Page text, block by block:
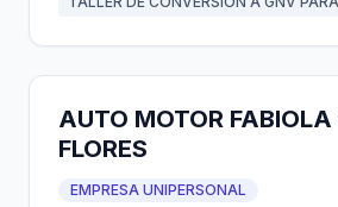
AUTO MOTOR FABIOLA
FLORES
EMPRESA UNIPERSONAL